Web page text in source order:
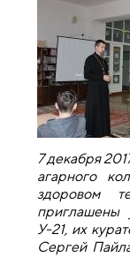
7 декабря
агарного
здоровом
приглашены
У-21, их
Сергей